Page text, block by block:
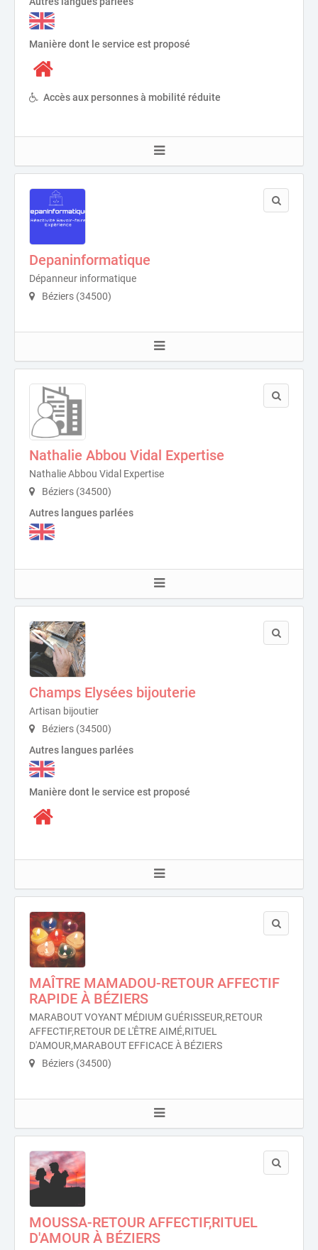
Manière dont le service est proposé
Accès aux personnes à mobilité réduite
Depaninformatique
Dépanneur informatique
Béziers (34500)
Nathalie Abbou Vidal Expertise
Nathalie Abbou Vidal Expertise
Béziers (34500)
Autres langues parlées
Champs Elysées bijouterie
Artisan bijoutier
Béziers (34500)
Autres langues parlées
Manière dont le service est proposé
MAÎTRE MAMADOU-RETOUR AFFECTIF
RAPIDE À BÉZIERS
MARABOUT VOYANT MÉDIUM GUÉRISSEUR,RETOUR
AFFECTIF,RETOUR DE L'ÊTRE AIMÉ,RITUEL
D'AMOUR,MARABOUT EFFICACE À BÉZIERS
Béziers (34500)
MOUSSA-RETOUR AFFECTIF,RITUEL
D'AMOUR À BÉZIERS